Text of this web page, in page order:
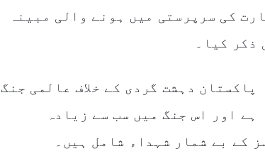
کی سرپرستی میں ہونے والی مبینہ
ذکر کیا۔
دہشت گردی کے خلاف عالمی جنگ
اور اس جنگ میں سب سے زیادہ
کے بے شمار شہداء شامل ہیں۔